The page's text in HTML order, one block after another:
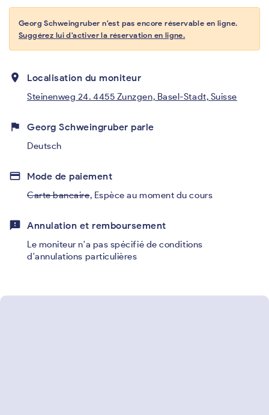
Georg Schweingruber n'est pas encore réservable en ligne.
Suggérez lui d'activer la réservation en ligne.
place Localisation du moniteur
Steinenweg 24. 4455 Zunzgen, Basel-Stadt, Suisse
flag Georg Schweingruber parle
Deutsch
credit_card Mode de paiement
Carte bancaire, Espèce au moment du cours
feedback Annulation et remboursement
Le moniteur n'a pas spécifié de conditions
d'annulations particulières